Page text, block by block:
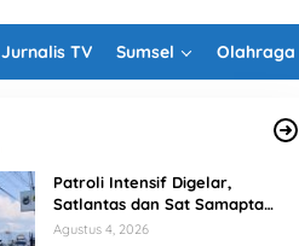
Jurnalis TV Sumsel Olahraga
Patroli Intensif Digelar,
Satlantas dan Sat Samapta
Polres Rejang Lebong
Agustus 4, 2026